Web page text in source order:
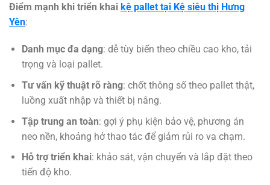
Điểm mạnh khi triển khai kệ pallet tại Kệ siêu thị Hưng
Yên:
Danh mục đa dạng: dễ tùy biến theo chiều cao kho, tải
trọng và loại pallet.
Tư vấn kỹ thuật rõ ràng: chốt thông số theo pallet thật,
luồng xuất nhập và thiết bị nâng.
Tập trung an toàn: gợi ý phụ kiện bảo vệ, phương án
neo nền, khoảng hở thao tác để giảm rủi ro va chạm.
Hỗ trợ triển khai: khảo sát, vận chuyển và lắp đặt theo
tiến độ kho.